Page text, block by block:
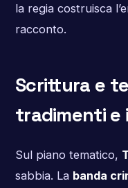
la regia costruisca
racconto.
Scrittura e
tradimenti e
Sul piano tematico,
sabbia. La banda